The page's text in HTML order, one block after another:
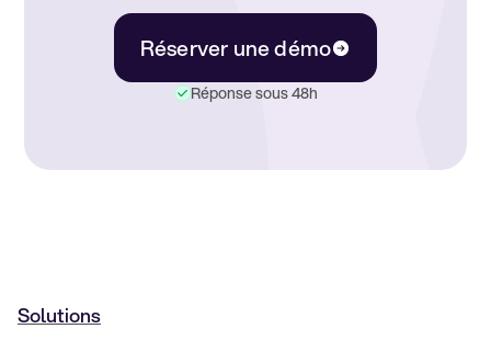
Réserver une démo
Réponse sous 48h
Solutions